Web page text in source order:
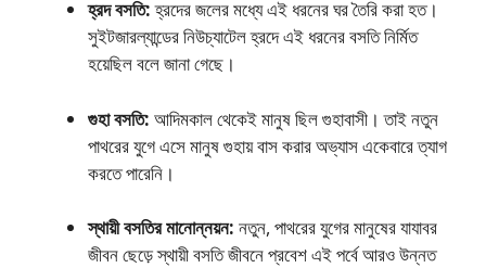
হ্রদ বসতি:হ্রদের জলের মধ্যে এই ধরনের ঘর তৈরি করা হত।
সুইটজারল্যান্ডের নিউচ্যাটেল হ্রদে এই ধরনের বসতি নির্মিত
হয়েছিল বলে জানা গেছে।
গুহা বসতি: আদিমকাল থেকেই মানুষ ছিল গুহাবাসী। তাই নতুন
পাথরের যুগে এসে মানুষ গুহায় বাস করার অভ্যাস একেবারে ত্যাগ
করতে পারেনি।
স্থায়ী বসতির মানােন্নয়ন: নতুন, পাথরের যুগের মানুষের যাযাবর
জীবন ছেড়ে স্থায়ী বসতি জীবনে প্রবেশ এই পর্বে আরও উন্নত